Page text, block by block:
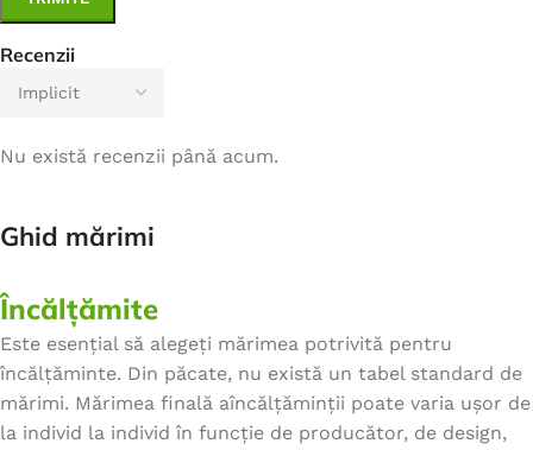
Recenzii
Nu există recenzii până acum.
Ghid mărimi
Încălțămite
Este esențial să alegeți mărimea potrivită pentru
încălțăminte. Din păcate, nu există un tabel standard de
mărimi. Mărimea finală aîncălțăminții poate varia ușor de
la individ la individ în funcție de producător, de design,